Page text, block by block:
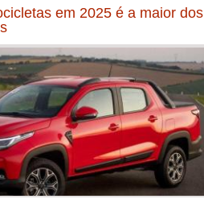
em 2025 é a maior dos